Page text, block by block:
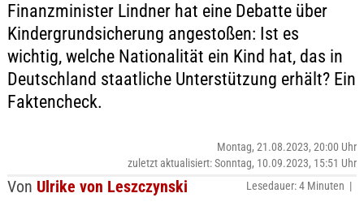
Finanzminister Lindner hat eine Debatte über
Kindergrundsicherung angestoßen: Ist es
wichtig, welche Nationalität ein Kind hat, das in
Deutschland staatliche Unterstützung erhält? Ein
Faktencheck.
Von Ulrike von Leszczynski
Montag, 21.08.2023, 20:00 Uhr
zuletzt aktualisiert: Sonntag, 10.09.2023, 15:51 Uhr
Lesedauer: 4 Minuten |